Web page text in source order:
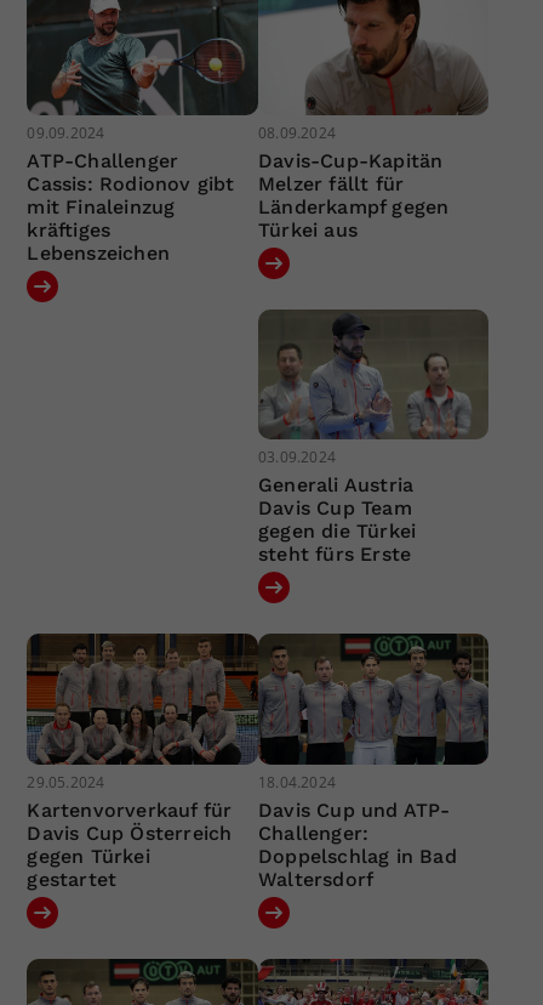
09.09.2024
ATP-Challenger
Cassis: Rodionov gibt
mit Finaleinzug
kräftiges
Lebenszeichen
08.09.2024
Davis-Cup-Kapitän
Melzer fällt für
Länderkampf gegen
Türkei aus
03.09.2024
Generali Austria
Davis Cup Team
gegen die Türkei
steht fürs Erste
29.05.2024
Kartenvorverkauf für
Davis Cup Österreich
gegen Türkei
gestartet
18.04.2024
Davis Cup und ATP-
Challenger:
Doppelschlag in Bad
Waltersdorf